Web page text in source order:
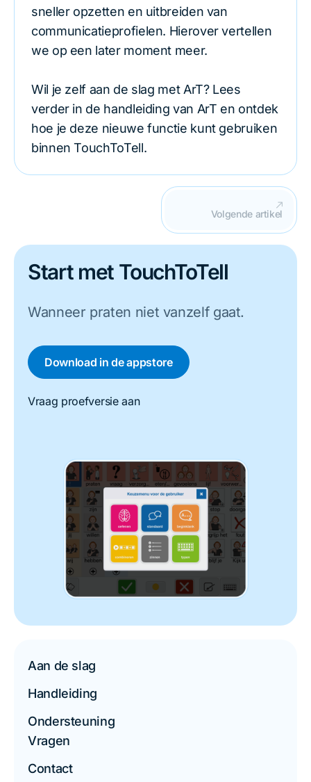
sneller opzetten en uitbreiden van
communicatieprofielen. Hierover vertellen
we op een later moment meer.
Wil je zelf aan de slag met ArT? Lees
verder in de handleiding van ArT en ontdek
hoe je deze nieuwe functie kunt gebruiken
binnen TouchToTell.
Volgende artikel
Start met TouchToTell
Wanneer praten niet vanzelf gaat.
Download in de appstore
Vraag proefversie aan
Aan de slag
Handleiding
Ondersteuning
Vragen
Contact